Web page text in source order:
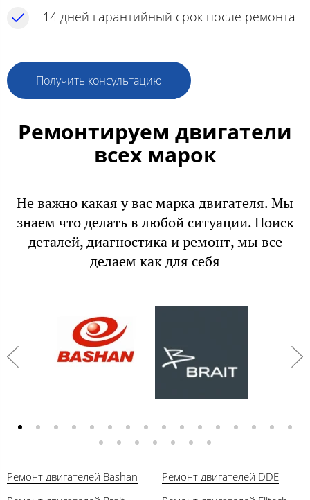
14 дней гарантийный срок после ремонта
Получить консультацию
Ремонтируем двигатели
всех марок
Не важно какая у вас марка двигателя. Мы
знаем что делать в любой ситуации. Поиск
деталей, диагностика и ремонт, мы все
делаем как для себя
Ремонт двигателей Bashan
Ремонт двигателей DDE